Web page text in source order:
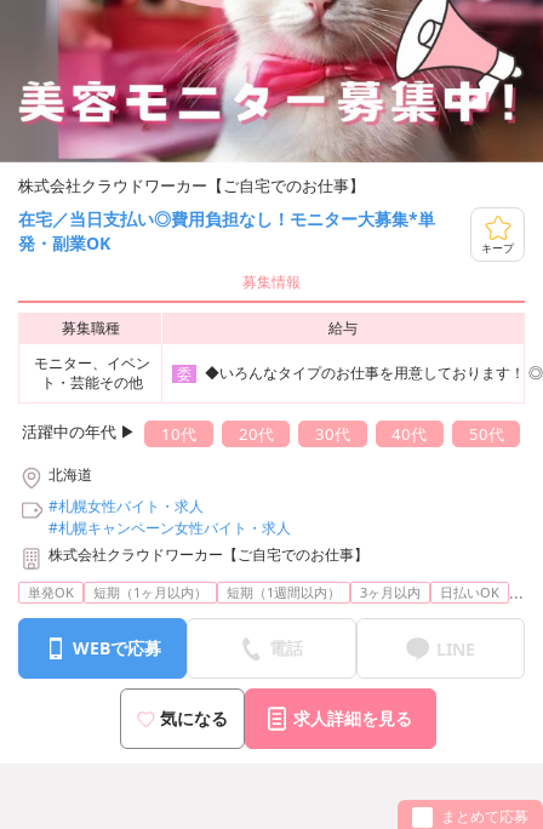
株式会社クラウドワーカー【ご自宅でのお仕事】
在宅／当日支払い◎費用負担なし！モニター大募集*単
発・副業OK
キープ
募集情報
募集職種
給与
モニター、イベン
ト・芸能その他
委 ◆いろんなタイプのお仕事を用意しております！
活躍中の年代 ▶︎ 10代 20代 30代 40代 50代
北海道
#札幌女性バイト・求人
#札幌キャンペーン女性バイト・求人
株式会社クラウドワーカー【ご自宅でのお仕事】
単発OK 短期（1ヶ月以内） 短期（1週間以内） 3ヶ月以内 日払いOK ...
WEBで応募 電話 LINE
気になる 求人詳細を見る
まとめて応募